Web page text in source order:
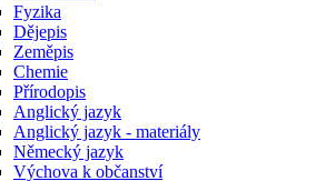
Fyzika
Dějepis
Zeměpis
Chemie
Přírodopis
Anglický jazyk
Anglický jazyk - materiály
Německý jazyk
Výchova k občanství